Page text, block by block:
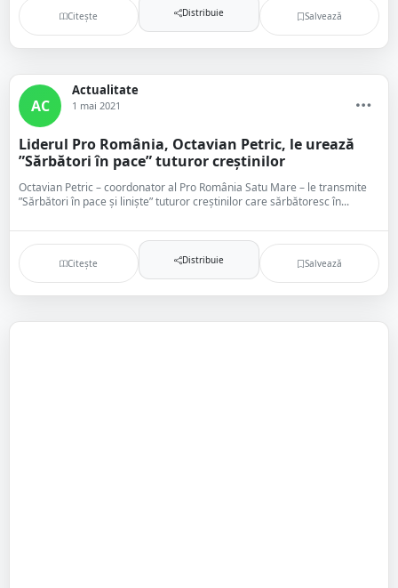
Citește Distribuie Salvează
AC
Actualitate
1 mai 2021
Liderul Pro România, Octavian Petric, le urează
”Sărbători în pace” tuturor creștinilor
Octavian Petric – coordonator al Pro România Satu Mare – le transmite
”Sărbători în pace și liniște” tuturor creștinilor care sărbătoresc în...
Citește Distribuie Salvează